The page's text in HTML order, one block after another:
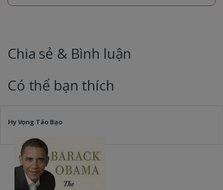
Chia sẻ & Bình luận
Có thể bạn thích
Hy Vọng Táo Bạo